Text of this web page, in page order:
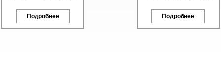
также другие платиновые
изделия.Подробнее
содержанием палладия.
Подробнее